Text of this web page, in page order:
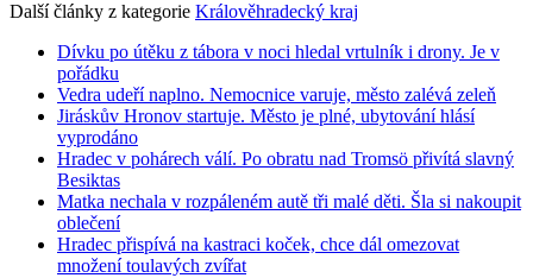
Další články z kategorie Králověhradecký kraj
Dívku po útěku z tábora v noci hledal vrtulník i drony. Je v
pořádku
Vedra udeří naplno. Nemocnice varuje, město zalévá zeleň
Jiráskův Hronov startuje. Město je plné, ubytování hlásí
vyprodáno
Hradec v pohárech válí. Po obratu nad Tromsö přivítá slavný
Besiktas
Matka nechala v rozpáleném autě tři malé děti. Šla si nakoupit
oblečení
Hradec přispívá na kastraci koček, chce dál omezovat
množení toulavých zvířat